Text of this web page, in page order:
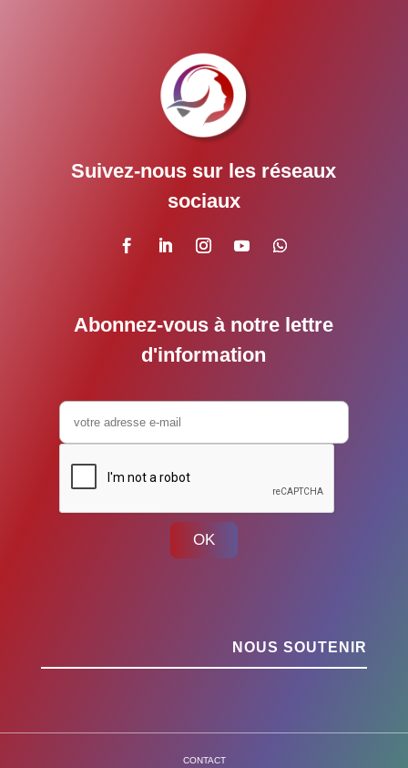
Suivez-nous sur les réseaux
sociaux
Abonnez-vous à notre lettre
d'information
OK
NOUS SOUTENIR
CONTACT